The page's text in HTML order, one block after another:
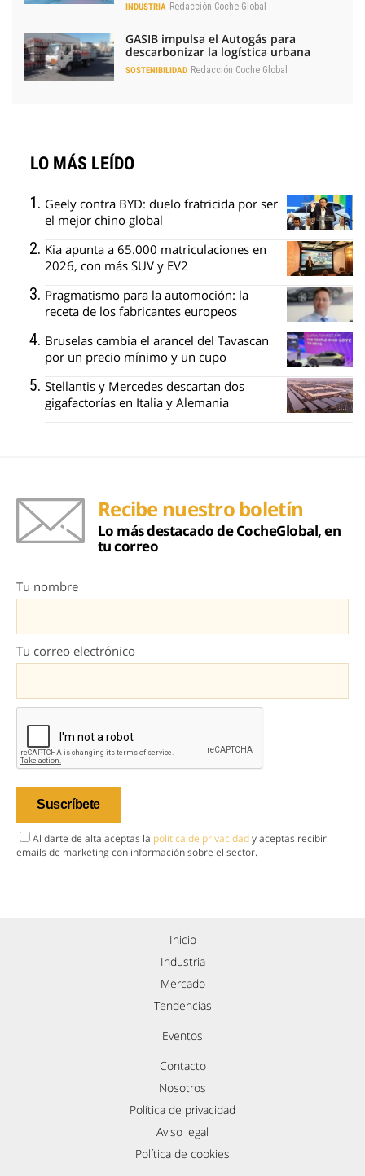
INDUSTRIA Redacción Coche Global
GASIB impulsa el Autogás para
descarbonizar la logística urbana
SOSTENIBILIDAD Redacción Coche Global
LO MÁS LEÍDO
Geely contra BYD: duelo fratricida por ser
el mejor chino global
Kia apunta a 65.000 matriculaciones en
2026, con más SUV y EV2
Pragmatismo para la automoción: la
receta de los fabricantes europeos
Bruselas cambia el arancel del Tavascan
por un precio mínimo y un cupo
Stellantis y Mercedes descartan dos
gigafactorías en Italia y Alemania
Recibe nuestro boletín
Lo más destacado de CocheGlobal, en
tu correo
Tu nombre
Tu correo electrónico
Al darte de alta aceptas la política de privacidady aceptas recibir
emails de marketing con información sobre el sector.
Inicio
Industria
Mercado
Tendencias
Eventos
Contacto
Nosotros
Política de privacidad
Aviso legal
Política de cookies